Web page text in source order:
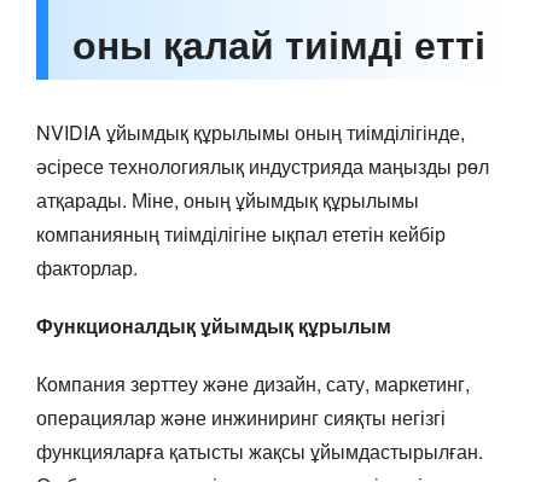
оны қалай тиімді етті
NVIDIA ұйымдық құрылымы оның тиімділігінде,
әсіресе технологиялық индустрияда маңызды рөл
атқарады. Міне, оның ұйымдық құрылымы
компанияның тиімділігіне ықпал ететін кейбір
факторлар.
Функционалдық ұйымдық құрылым
Компания зерттеу және дизайн, сату, маркетинг,
операциялар және инжиниринг сияқты негізгі
функцияларға қатысты жақсы ұйымдастырылған.